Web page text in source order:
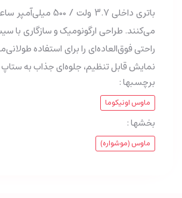
می‌کنند. طراحی ارگونومیک و سازگاری با
راحتی فوق‌العاده‌ای را برای استفاده
نمایش قابل تنظیم، جلوه‌ای جذاب به
برچسبها :
ماوس اونیکوما
بخشها :
ماوس (موشواره)